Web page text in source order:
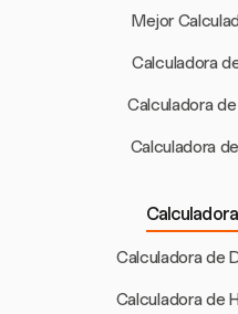
Mejor
Calculadora
Calculadora
Calculadora
Calculadora de
Calculadora de